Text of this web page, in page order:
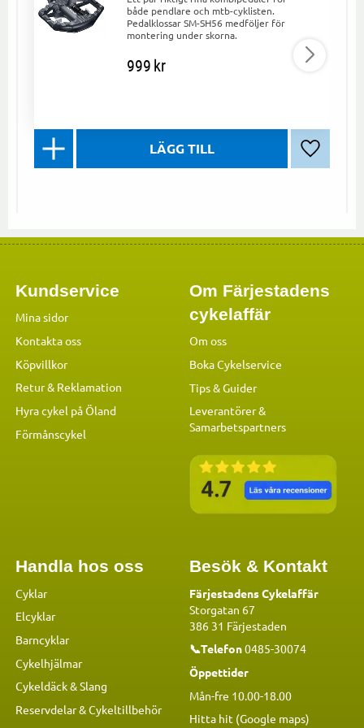
både pendlare och mtb-cyklisten.
Pedalklossar SM-SH56 medföljer för
montering under skorna.
999kr
Lägg till
Kundservice
Mina sidor
Kontakta oss
Köpvillkor
Retur & Reklamation
Hyra cykel på Öland
Förmånscykel
Om Färjestadens
cykelaffär
Om oss
Boka Cykelservice
Tips & Guider
Leverantörer &
Samarbetspartners
Handla hos oss
Cyklar
Elcyklar
Barncyklar
Cykelhjälmar
Cykeldäck & Slang
Reservdelar&Cykeltillbehör
Besök & Kontakt
Färjestadens Cykelaffär
Storgatan 67
386 31 Färjestaden
📞Telefon0485-30074
Öppettider
Mån-fre 10.00-18.00
Hitta hit (Google maps)